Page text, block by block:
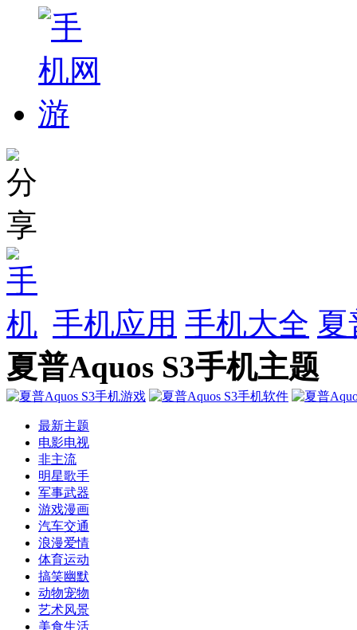
手机应用 手机大全 夏
夏普Aquos S3手机主题
最新主题
电影电视
非主流
明星歌手
军事武器
游戏漫画
汽车交通
浪漫爱情
体育运动
搞笑幽默
动物宠物
艺术风景
美食生活